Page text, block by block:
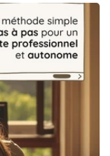
pour Google
et de
e-commerce, e-
chez Camaïeu
télétravail, avec
claire.
cœur de mon
clés de son site,